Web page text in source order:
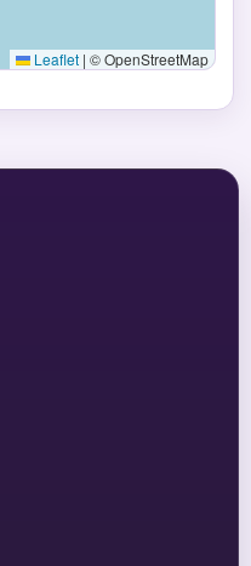
Leaflet | © OpenStreetMap